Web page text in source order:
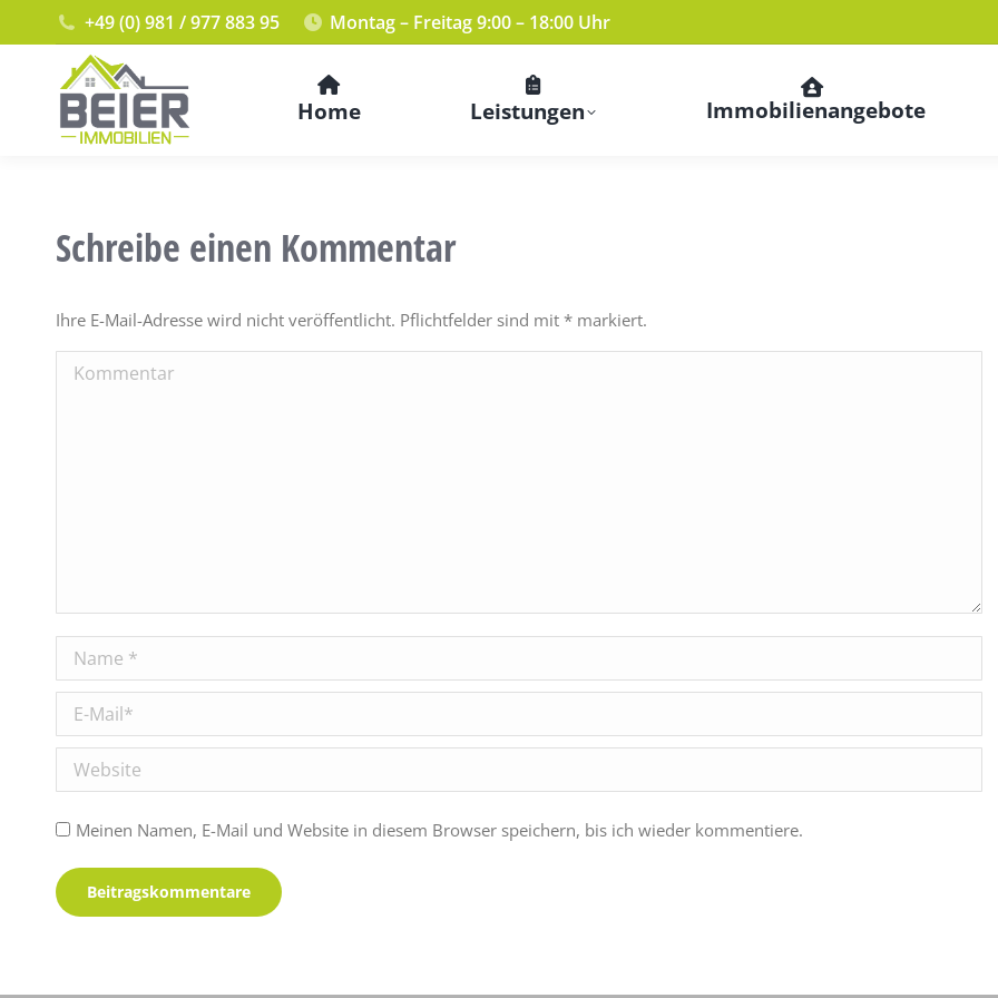
+49 (0) 981 / 977 883 95 Montag – Freitag 9:00 – 18:00 Uhr
Home Leistungen Immobilienangebote
Schreibe einen Kommentar
Ihre E-Mail-Adresse wird nicht veröffentlicht. Pflichtfelder sind mit * markiert.
Kommentar
Name *
E-Mail *
Website
Meinen Namen, E-Mail und Website in diesem Browser speichern, bis ich wieder kommentiere.
Beitragskommentare